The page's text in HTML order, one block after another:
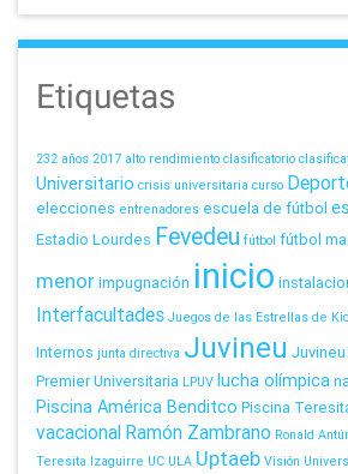
Etiquetas
232 años 2017 alto rendimiento clasificatorio
Universitario crisis universitaria curso
elecciones entrenadores escuela de fútbol
Estadio Lourdes Fevedeu fútbol fútbol
menorimpugnación inicio
Interfacultades Juegos de las Estrellas de
Internos junta directiva Juvineu
Premier Universitaria LPUV lucha olímpica
Piscina América Benditco Piscina
vacacional Ramón Zambrano Ronald
Teresita Izaguirre UC ULA Uptaeb Visión